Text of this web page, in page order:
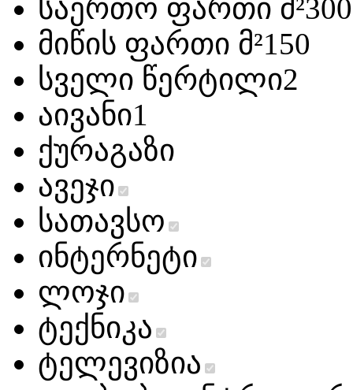
საერთო ფართი მ²300
მიწის ფართი მ²150
სველი წერტილი2
აივანი1
ქურაგაზი
ავეჯი
სათავსო
ინტერნეტი
ლოჯი
ტექნიკა
ტელევიზია